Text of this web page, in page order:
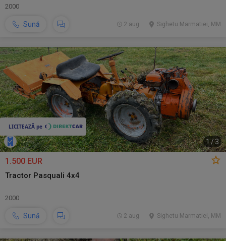
2000
Sună Sighetu Marmatiei, MM
2 aug.
1/3
1.500 EUR
Tractor Pasquali 4x4
2000
Sună Sighetu Marmatiei, MM
2 aug.